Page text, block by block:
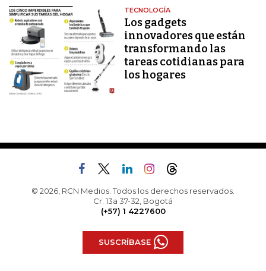
TECNOLOGÍA
Los gadgets
innovadores que están
transformando las
tareas cotidianas para
los hogares
© 2026, RCN Medios. Todos los derechos reservados.
Cr. 13a 37-32, Bogotá
(+57) 1 4227600
SUSCRÍBASE